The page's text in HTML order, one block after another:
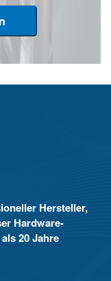
Hersteller,
Hardware-
20 Jahre